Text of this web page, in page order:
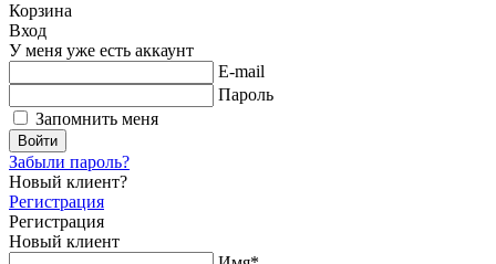
Корзина
Вход
У меня уже есть аккаунт
E-mail
Пароль
Запомнить меня
Войти
Забыли пароль?
Новый клиент?
Регистрация
Регистрация
Новый клиент